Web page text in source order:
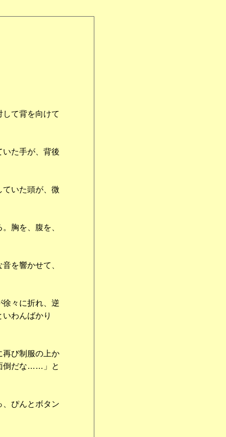
て背を向けて
た手が、背後
いた頭が、微
胸を、腹を、
を響かせて、
々に折れ、逆
わんばかり
び制服の上か
倒だな……」と
ぴんとボタン